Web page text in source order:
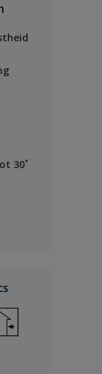
30˚